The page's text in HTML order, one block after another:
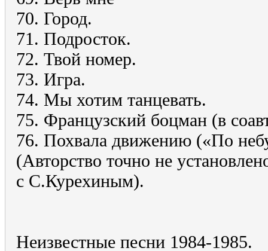
70. Город.
71. Подросток.
72. Твой номер.
73. Игра.
74. Мы хотим танцевать.
75. Французский боцман (в
76. Похвала движению («По
(Авторство точно не
с С.Курехиным).
Неизвестные песни 1984-1985.